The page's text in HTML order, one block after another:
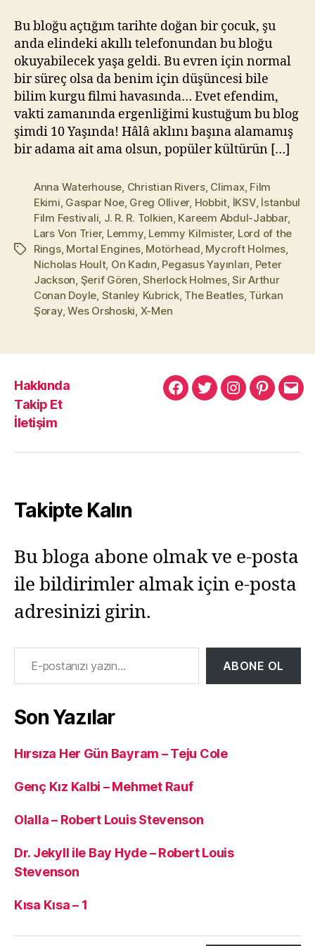
a
z
Bu bloğu açtığım tarihte doğan bir çocuk, şu
anda elindeki akıllı telefonundan bu bloğu
okuyabilecek yaşa geldi. Bu evren için normal
bir süreç olsa da benim için düşüncesi bile
bilim kurgu filmi havasında… Evet efendim,
vakti zamanında ergenliğimi kustuğum bu blog
şimdi 10 Yaşında! Hâlâ aklını başına alamamış
bir adama ait ama olsun, popüler kültürün […]
Etiketler
Anna Waterhouse Christian Rivers, Climax, Film
Ekimi Gaspar Noe, Greg Olliver, Hobbit İKSV, İstanbul
Film Festivali J. R. R. Tolkien Kareem Abdul-Jabbar,
Lars Von Trier, Lemmy, Lemmy Kilmister, Lord of the
Rings, Mortal Engines, Motörhead Mycroft Holmes,
Nicholas Hoult, On Kadın Pegasus Yayınları Peter
Jackson Şerif Gören ,Sherlock Holmes,Sir Arthur
Conan Doyle Stanley Kubrick, The Beatles, Türkan
Şoray,Wes Orshoski X-Men
Hakkında
Takip Et
İletişim
MuratMuratMuratPinterest
Takipte Kalın
Bu bloga abone olmak ve e-posta
ile bildirimler almak için e-posta
adresinizi girin.
E-postanızı yazın…
ABONE OL
Son Yazılar
Hırsıza Her Gün Bayram – Teju Cole
Genç Kız Kalbi – Mehmet Rauf
Olalla – Robert Louis Stevenson
Dr. Jekyll ile Bay Hyde – Robert Louis
Stevenson
Kısa Kısa – 1